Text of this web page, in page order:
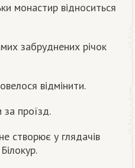
монастир відноситься
забруднених річок
відмінити.
за проїзд.
створює у глядачів